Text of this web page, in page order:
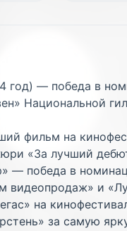
год) — победа в
Национальной
фильм на
«За лучший
— победа в
видеопродаж» и
на
за самую